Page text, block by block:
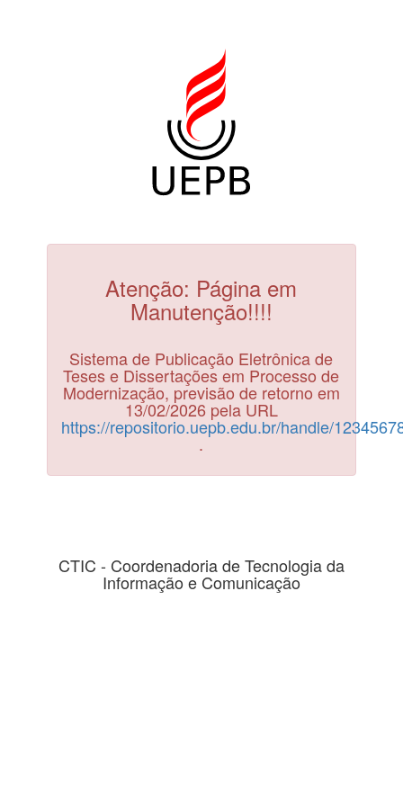
Atenção: Página em
Manutenção!!!!
Sistema de Publicação Eletrônica de
Teses e Dissertações em Processo de
Modernização, previsão de retorno em
13/02/2026 pela URL
https://repositorio.uepb.edu.br/handle/
.
CTIC - Coordenadoria de Tecnologia da
Informação e Comunicação